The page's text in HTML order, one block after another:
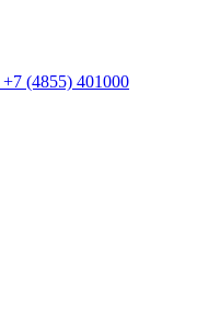
+7 (4855) 401000